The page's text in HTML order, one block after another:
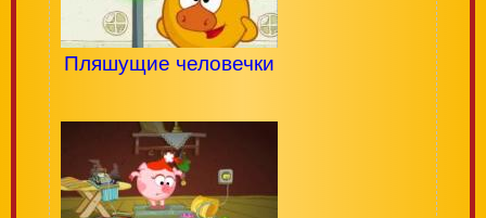
Пляшущие человечки